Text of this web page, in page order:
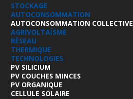
STOCKAGE
AUTOCONSOMMATION
AUTOCONSOMMATION COLLECTIVE
AGRIVOLTAÏSME
RÉSEAU
THERMIQUE
TECHNOLOGIES
PV SILICIUM
PV COUCHES MINCES
PV ORGANIQUE
CELLULE SOLAIRE